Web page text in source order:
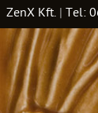
ZenX Kft. Tel: